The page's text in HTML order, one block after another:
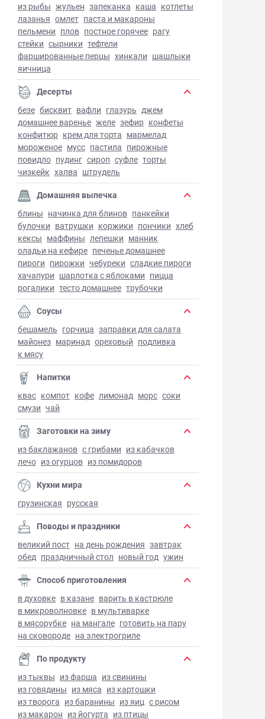
из рыбы жульен запеканка каша котлеты
лазанья омлет паста и макароны
пельмени плов постное горячее рагу
стейки сырники тефтели
фаршированные перцы хинкали шашлыки
яичница
Десерты
безе бисквит вафли глазурь джем
домашнее варенье желе зефир конфеты
конфитюр крем для торта мармелад
мороженое мусс пастила пирожные
повидло пудинг сироп суфле торты
чизкейк халва штрудель
Домашняя выпечка
блины начинка для блинов панкейки
булочки ватрушки коржики пончики хлеб
кексы маффины лепешки манник
оладьи на кефире печенье домашнее
пироги пирожки чебуреки сладкие пироги
хачапури шарлотка с яблоками пицца
рогалики тесто домашнее трубочки
Соусы
бешамель горчица заправки для салата
майонез маринад ореховый подливка
к мясу
Напитки
квас компот кофе лимонад морс соки
смузи чай
Заготовки на зиму
из баклажанов с грибами из кабачков
лечо из огурцов из помидоров
Кухни мира
грузинская русская
Поводы и праздники
великий пост на день рождения завтрак
обед праздничный стол новый год ужин
Способ приготовления
в духовке в казане варить в кастрюле
в микроволновке в мультиварке
в мясорубке на мангале готовить на пару
на сковороде на электрогриле
По продукту
из тыквы из фарша из свинины
из говядины из мяса из картошки
из творога из баранины из яиц с рисом
из макарон из йогурта из птицы